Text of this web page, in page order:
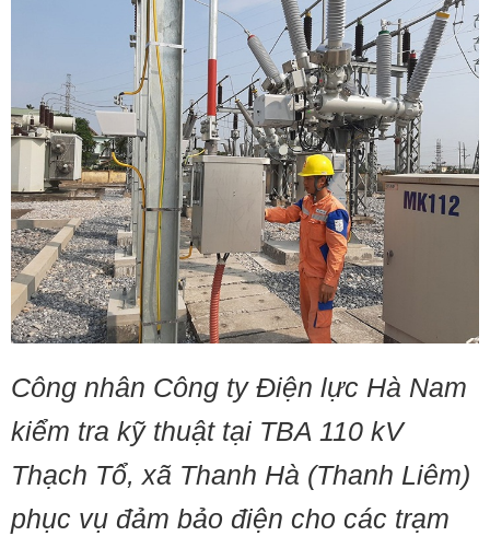
Công nhân Công ty Điện lực Hà Nam
kiểm tra kỹ thuật tại TBA 110 kV
Thạch Tổ, xã Thanh Hà (Thanh Liêm)
phục vụ đảm bảo điện cho các trạm